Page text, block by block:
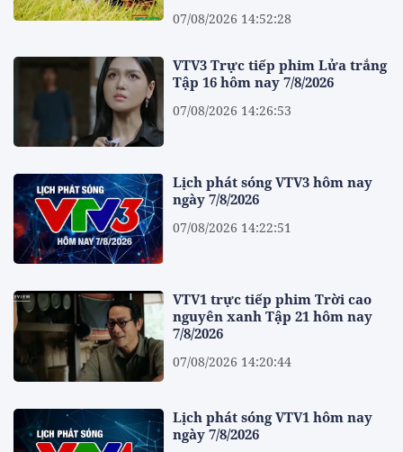
07/08/2026 14:52:28
VTV3 Trực tiếp phim Lửa trắng
Tập 16 hôm nay 7/8/2026
07/08/2026 14:26:53
Lịch phát sóng VTV3 hôm nay
ngày 7/8/2026
07/08/2026 14:22:51
VTV1 trực tiếp phim Trời cao
nguyên xanh Tập 21 hôm nay
7/8/2026
07/08/2026 14:20:44
Lịch phát sóng VTV1 hôm nay
ngày 7/8/2026